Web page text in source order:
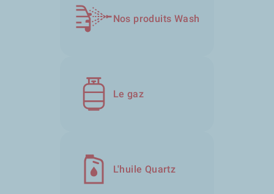
Nos produits Wash
Le gaz
L'huile Quartz